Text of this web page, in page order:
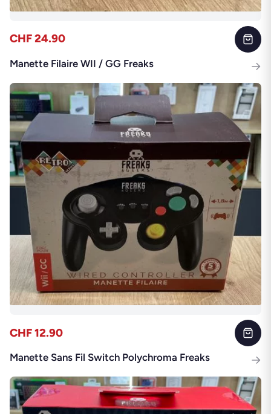
CHF 24.90
Manette Filaire WII / GG Freaks →
CHF 12.90
Manette Sans Fil Switch Polychroma Freaks →